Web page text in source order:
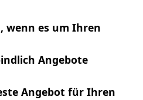
wenn es um Ihren
Angebote
Angebot für Ihren